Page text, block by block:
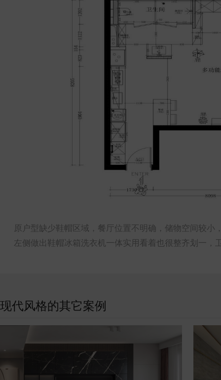
原户型缺少鞋帽区域，餐厅位置不明确，储物空间较
左侧做出鞋帽冰箱洗衣机一体实用看着也很整齐划一，
现代风格的其它案例